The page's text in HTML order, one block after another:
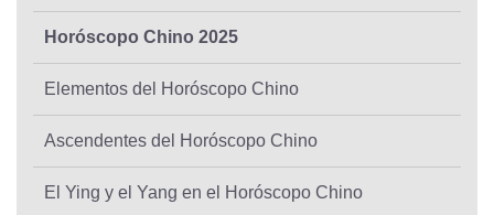
Horóscopo Chino 2025
Elementos del Horóscopo Chino
Ascendentes del Horóscopo Chino
El Ying y el Yang en el Horóscopo Chino